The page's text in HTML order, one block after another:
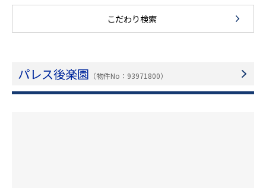
こだわり検索
パレス後楽園 （物件No：93971800）